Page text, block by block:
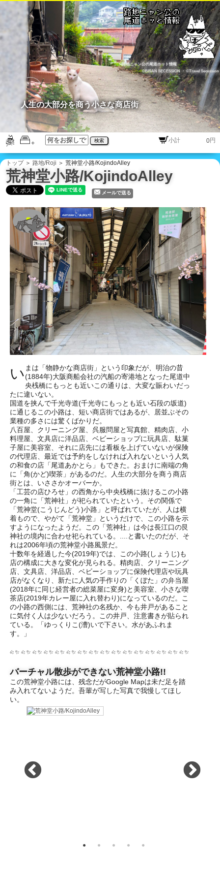
路地ニャン公の尾道ホット情報
©BISAN SECESSION
・©Travel Secession
検索 円
人生の大部分を商う小さな商店街
トップ＞ 路地/Roji ＞ 荒神堂小路/KojindoAlley
荒神堂小路/KojindoAlley
メールで送る
い まは「物静かな商店街」という印象だが、明治の昔
(1884年)大阪商船会社の汽船の寄港地となった尾道中
央桟橋にもっとも近いこの通りは、大変な賑わいだっ
たに違いない。
国道を挟んで千光寺道(千光寺にもっとも近い石段の坂道)
に通じるこの小路は、短い商店街ではあるが、居並ぶその
業種の多さには驚くばかりだ。
八百屋、クリーニング屋、呉服問屋と写真館、精肉店、小
料理屋、文具店に洋品店、ベビーショップに玩具店、駄菓
子屋に美容室、それに店先には看板を上げていないが保険
の代理店、最近では予約をしなければ入れないという人気
の和食の店「尾道あかとら」もできた。おまけに南端の角
に「角(かど)喫茶」があるのだ。人生の大部分を商う商店
街とは、いささかオーバーか。
「工芸の店ひろせ」の西角から中央桟橋に抜けるこの小路
の一角に「荒神社」が祀られていたという。その関係で
「荒神堂(こうじんどう)小路」と呼ばれていたが、人は横
着もので、やがて「荒神堂」というだけで、この小路を示
すようになったようだ。この「荒神社」は今は長江口の艮
神社の境内に合わせ祀られている。....と書いたのだが、そ
れは2006年頃の荒神堂小路風景だ。
十数年を経過した今(2019年)では、この小路(しょうじ)も
店の構成に大きな変化が見られる。精肉店、クリーニング
店、文具店、洋品店、ベビーショップに保険代理店や玩具
店がなくなり、新たに人気の手作りの「くぼた」の弁当屋
(2018年に同じ経営者の総菜屋に変身)と美容室、小さな喫
茶店(2019年カレー屋に入れ替わり)になっているのだ。こ
の小路の西側には、荒神社の名残か、今も井戸があること
に気付く人は少ないだろう。この井戸、注意書きが貼られ
ている。「ゆっくりこ(漕)いで下さい。水があふれま
す。」
バーチャル散歩ができない荒神堂小路!!
この荒神堂小路には、残念だがGoogle Mapは未だ足を踏
み入れてないようだ。吾輩が写した写真で我慢してほし
い。